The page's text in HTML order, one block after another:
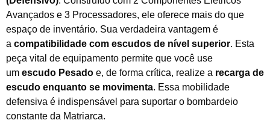
Avançados e 3 Processadores, ele oferece mais do que
espaço de inventário. Sua verdadeira vantagem é
a compatibilidade com escudos de nível superior. Esta
peça vital de equipamento permite que você use
um escudo Pesado e, de forma crítica, realize a recarga de
escudo enquanto se movimenta. Essa mobilidade
defensiva é indispensável para suportar o bombardeio
constante da Matriarca.